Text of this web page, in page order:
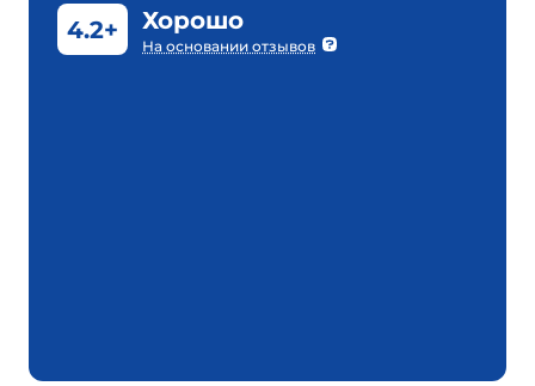
4.2+ Хорошо
На основании отзывов